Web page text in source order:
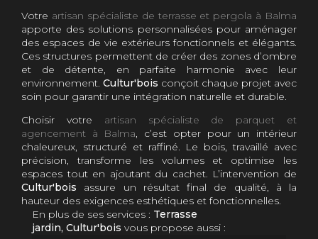
Votre artisan spécialiste de terrasse et pergola à Balma
apporte des solutions personnalisées pour aménager
des espaces de vie extérieurs fonctionnels et élégants.
Ces structures permettent de créer des zones d’ombre
et de détente, en parfaite harmonie avec leur
environnement. Cultur'bois conçoit chaque projet avec
soin pour garantir une intégration naturelle et durable.
Choisir votre artisan spécialiste de parquet et
agencement à Balma, c’est opter pour un intérieur
chaleureux, structuré et raffiné. Le bois, travaillé avec
précision, transforme les volumes et optimise les
espaces tout en ajoutant du cachet. L’intervention de
Cultur'bois assure un résultat final de qualité, à la
hauteur des exigences esthétiques et fonctionnelles.
En plus de ses services : Terrasse
jardin, Cultur'bois vous propose aussi :